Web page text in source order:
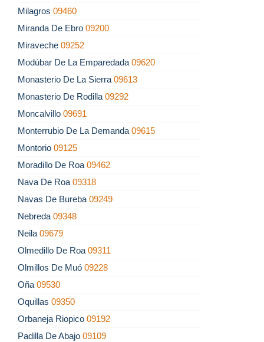
Milagros 09460
Miranda De Ebro 09200
Miraveche 09252
Modúbar De La Emparedada 09620
Monasterio De La Sierra 09613
Monasterio De Rodilla 09292
Moncalvillo 09691
Monterrubio De La Demanda 09615
Montorio 09125
Moradillo De Roa 09462
Nava De Roa 09318
Navas De Bureba 09249
Nebreda 09348
Neila 09679
Olmedillo De Roa 09311
Olmillos De Muó 09228
Oña 09530
Oquillas 09350
Orbaneja Riopico 09192
Padilla De Abajo 09109